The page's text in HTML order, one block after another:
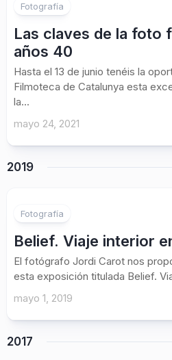
Fotografía
Las claves de la foto
años 40
Hasta el 13 de junio tenéis la
Filmoteca de Catalunya esta
la...
mayo 24, 2021
2019
Fotografía
Belief. Viaje interior
El fotógrafo Jordi Carot nos
esta exposición titulada Belief.
mayo 1, 2019
2017